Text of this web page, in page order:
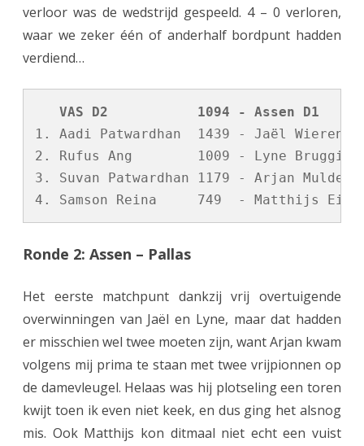
e
e
t
e
s
l
a
g
verloor was de wedstrijd gespeeld. 4 – 0 verloren,
waar we zeker één of anderhalf bordpunt hadden
verdiend…
VAS D2           1094 - Assen D1
1. Aadi Patwardhan  1439 - Jaël
2. Rufus Ang        1009 - Lyne
3. Suvan Patwardhan 1179 - Arjan
Ronde 2: Assen – Pallas
Het eerste matchpunt dankzij vrij overtuigende
overwinningen van Jaël en Lyne, maar dat hadden
er misschien wel twee moeten zijn, want Arjan kwam
volgens mij prima te staan met twee vrijpionnen op
de damevleugel. Helaas was hij plotseling een toren
kwijt toen ik even niet keek, en dus ging het alsnog
mis. Ook Matthijs kon ditmaal niet echt een vuist